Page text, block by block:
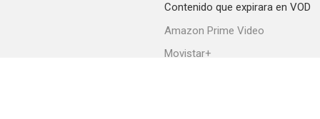
Contenido que expirara en VOD
Amazon Prime Video
Movistar+